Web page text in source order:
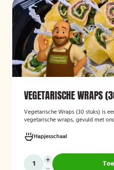
VEGETARISCHE WRAPS
Vegetarische Wraps (30 stuks) is
vegetarische wraps, gevuld met
smaakvolle en kleurrijke keuze
bijeenkomsten, geschikt voor
Hapjesschaal